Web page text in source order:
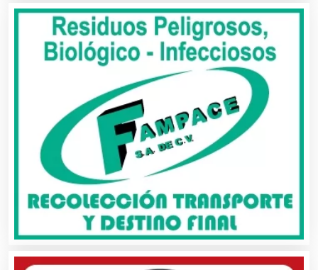
Albercas
Alimentos
Almacenaje
Alquiler de Autos
Alquiler de Equipos para Fiestas